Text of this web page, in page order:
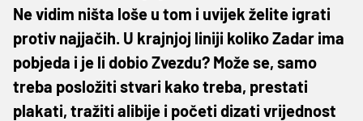
Ne vidim ništa loše u tom i uvijek želite igrati
protiv najjačih. U krajnjoj liniji koliko Zadar ima
pobjeda i je li dobio Zvezdu? Može se, samo
treba posložiti stvari kako treba, prestati
plakati, tražiti alibije i početi dizati vrijednost